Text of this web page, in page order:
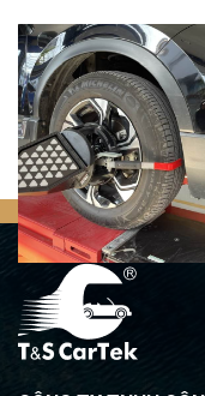
Quay trở lại